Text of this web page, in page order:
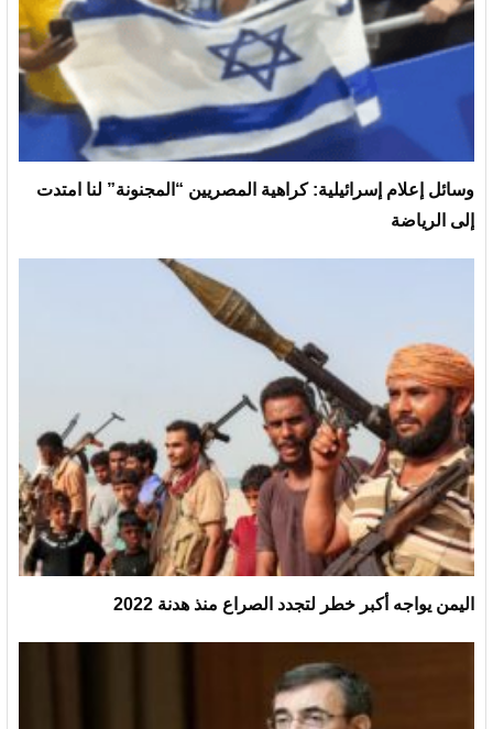
وسائل إعلام إسرائيلية: كراهية المصريين “المجنونة” لنا امتدت
إلى الرياضة
اليمن يواجه أكبر خطر لتجدد الصراع منذ هدنة 2022